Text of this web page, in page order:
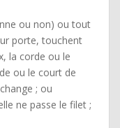
ou non) ou tout
porte, touchent
la corde ou le
ou le court de
; ou
ne passe le filet ;